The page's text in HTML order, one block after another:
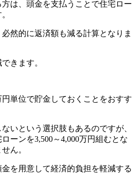
は、頭金を支払うことで住宅ロー
然的に返済額も減る計算となりま
きます。
単位で貯金しておくことをおすす
いという選択肢もあるのですが、
ーンを3,500～4,000万円組むとな
ん。
を用意して経済的負担を軽減する